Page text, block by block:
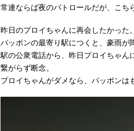
常連ならば夜のパトロールだが、こち
昨日のプロイちゃんに再会したかった。
パッポンの最寄り駅につくと、豪雨が
駅の公衆電話から、昨日プロイちゃん
繋がらず断念。
プロイちゃんがダメなら、パッポンは